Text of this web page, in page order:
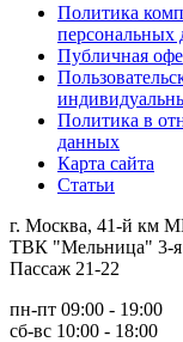
Политика
персональных
Публичная
Политика в
данных
Карта сайта
Статьи
г. Москва, 41-й км
ТВК "Мельница" 3-я
Пассаж 21-22
пн-пт 09:00 - 19:00
сб-вс 10:00 - 18:00